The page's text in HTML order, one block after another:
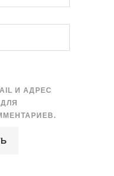
И АДРЕС